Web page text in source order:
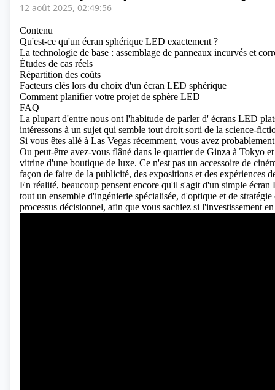
12 août 2025, 02:49:56
Contenu
Qu'est-ce qu'un écran sphérique LED exactement ?
La technologie de base : assemblage de panneaux incurvés et
Études de cas réels
Répartition des coûts
Facteurs clés lors du choix d'un écran LED sphérique
Comment planifier votre projet de sphère LED
FAQ
La plupart d'entre nous ont l'habitude de parler d' écrans LED
intéressons à un sujet qui semble tout droit sorti de la science-
Si vous êtes allé à Las Vegas récemment, vous avez
Ou peut-être avez-vous flâné dans le quartier de Ginza à Tokyo
vitrine d'une boutique de luxe. Ce n'est pas un accessoire de
façon de faire de la publicité, des expositions et des expériences
En réalité, beaucoup pensent encore qu'il s'agit d'un simple
tout un ensemble d'ingénierie spécialisée, d'optique et de
processus décisionnel, afin que vous sachiez si l'investissement